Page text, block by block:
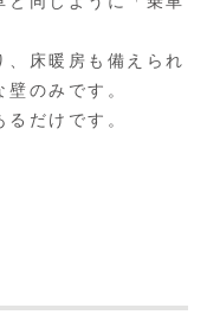
、床暖房も備えられ
のみです。
だけです。